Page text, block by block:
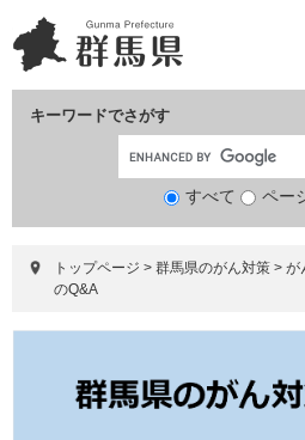
ー
ジ
ニ
ュ
て
キーワードでさがす
検
象
すべて ペー
トップページ > 群馬県のがん対策 > が
のQ&A